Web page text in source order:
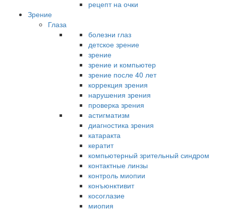
рецепт на очки
Зрение
Глаза
болезни глаз
детское зрение
зрение
зрение и компьютер
зрение после 40 лет
коррекция зрения
нарушения зрения
проверка зрения
астигматизм
диагностика зрения
катаракта
кератит
компьютерный зрительный синдром
контактные линзы
контроль миопии
конъюнктивит
косоглазие
миопия